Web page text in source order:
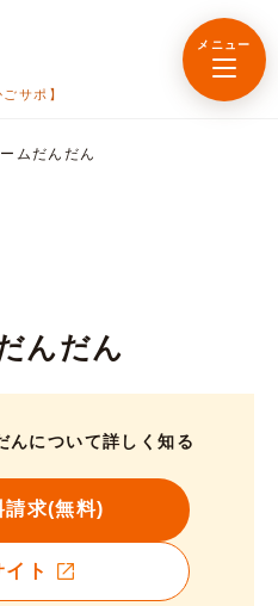
サポ】
メニュー
ムだんだん
んだん
んについて詳しく知る
請求(無料)
ト